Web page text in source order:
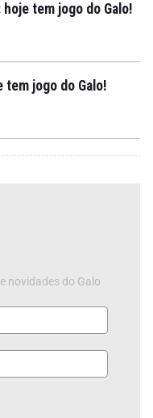
tem jogo do Galo!
jogo do Galo!
novidades do Galo